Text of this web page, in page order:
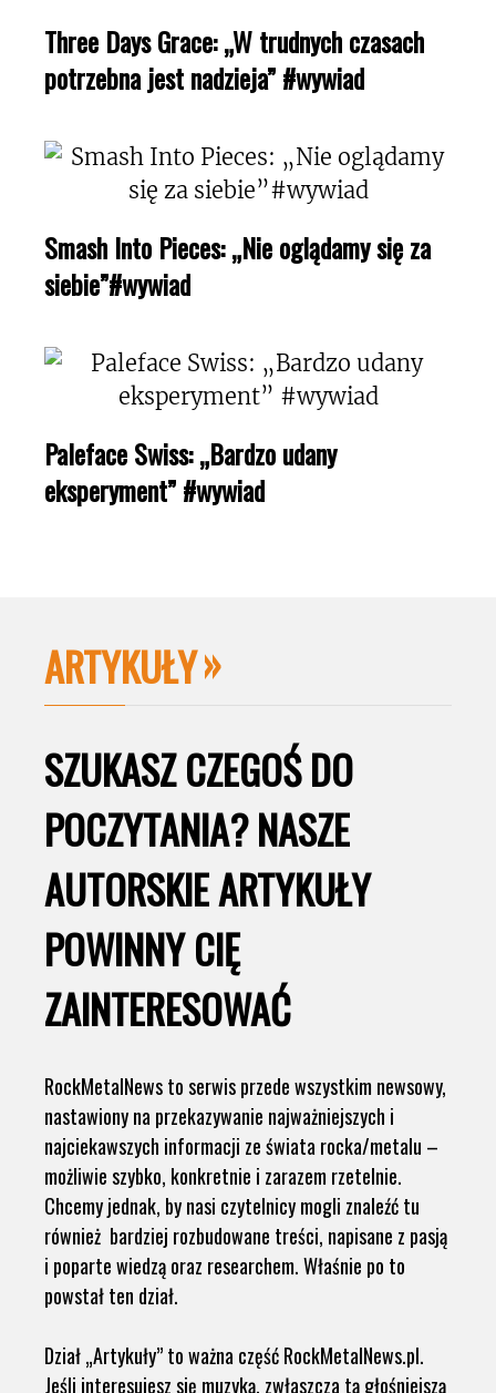
Three Days Grace: „W trudnych czasach
potrzebna jest nadzieja” #wywiad
Smash Into Pieces: „Nie oglądamy się za
siebie”#wywiad
Paleface Swiss: „Bardzo udany
eksperyment” #wywiad
ARTYKUŁY
SZUKASZ CZEGOŚ DO
POCZYTANIA? NASZE
AUTORSKIE ARTYKUŁY
POWINNY CIĘ
ZAINTERESOWAĆ
RockMetalNews to serwis przede wszystkim newsowy,
nastawiony na przekazywanie najważniejszych i
najciekawszych informacji ze świata rocka/metalu –
możliwie szybko, konkretnie i zarazem rzetelnie.
Chcemy jednak, by nasi czytelnicy mogli znaleźć tu
również bardziej rozbudowane treści, napisane z pasją
i poparte wiedzą oraz researchem. Właśnie po to
powstał ten dział.
Dział „Artykuły” to ważna część RockMetalNews.pl.
Jeśli interesujesz się muzyką, zwłaszcza tą głośniejszą